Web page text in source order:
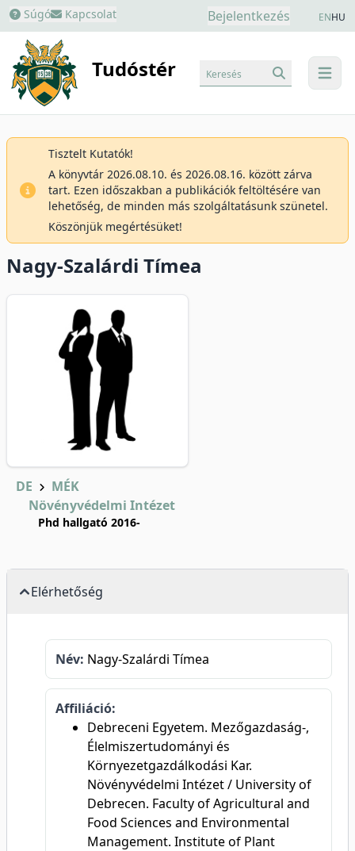
Súgó Kapcsolat Bejelentkezés ENHU
Tudóstér menu
Keresés
Tisztelt Kutatók!
A könyvtár 2026.08.10. és 2026.08.16. között zárva
tart. Ezen időszakban a publikációk feltöltésére van
lehetőség, de minden más szolgáltatásunk szünetel.
Köszönjük megértésüket!
Nagy-Szalárdi Tímea
DE
MÉK
Növényvédelmi Intézet
Phd hallgató 2016-
Elérhetőség
Név: Nagy-Szalárdi Tímea
Affiliáció:
Debreceni Egyetem. Mezőgazdaság-,
Élelmiszertudományi és
Környezetgazdálkodási Kar.
Növényvédelmi Intézet / University of
Debrecen. Faculty of Agricultural and
Food Sciences and Environmental
Management. Institute of Plant